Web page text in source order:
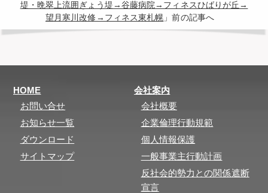
堤・晩翠上流囲ぎょう堤→谷藤病院→フィネスひばりが丘→
望月寒川改修→フィネス東札幌 」前の記事へ
HOME
お問い合せ
お知らせ一覧
ダウンロード
サイトマップ
会社案内
会社概要
企業倫理行動規範
個人情報保護
一般事業主行動計画
反社会的勢力との関係遮断
宣言